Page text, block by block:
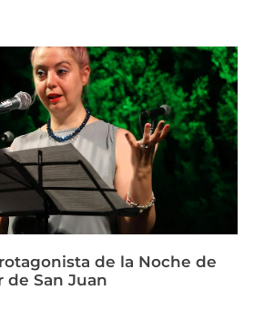
de la Noche de
de San Juan